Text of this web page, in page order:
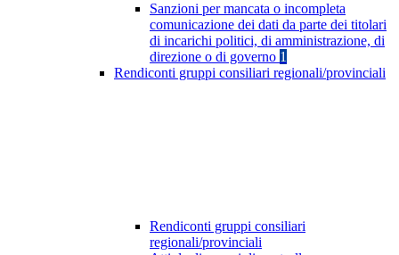
Sanzioni per mancata o incompleta
comunicazione dei dati da parte dei titolari
di incarichi politici, di amministrazione, di
direzione o di governo 1
Rendiconti gruppi consiliari regionali/provinciali
Rendiconti gruppi consiliari
regionali/provinciali